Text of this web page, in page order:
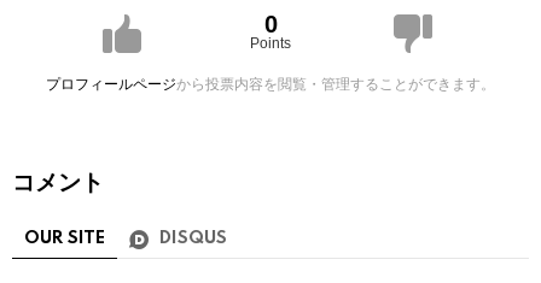
0
Points
プロフィールページから投票内容を閲覧・管理することができます。
コメント
OUR SITE DISQUS